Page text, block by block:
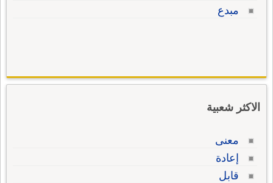
مبدع
الاكثر شعبية
معنى
إعادة
قابل